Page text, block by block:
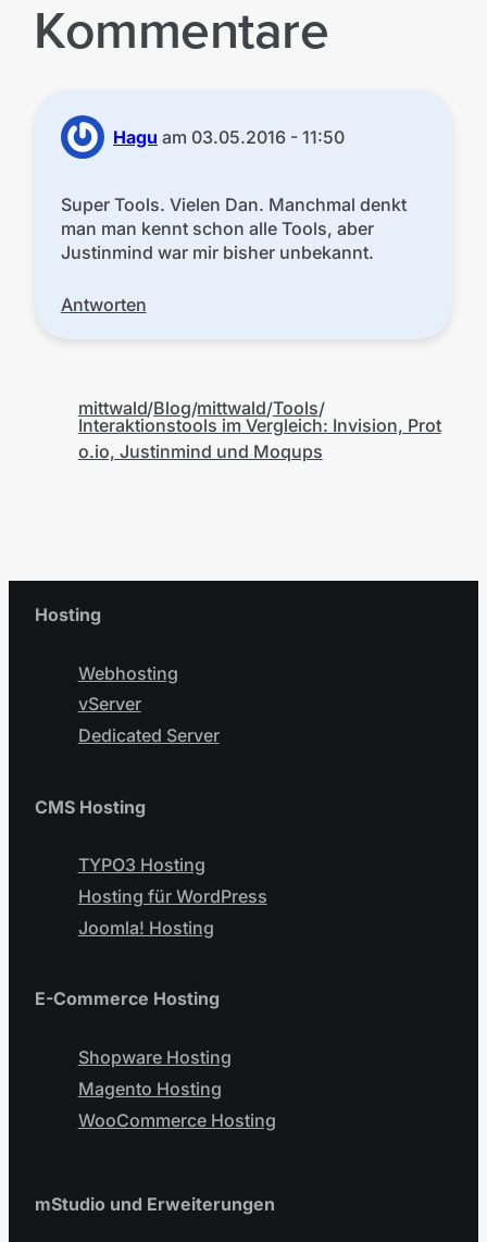
Kommentare
Hagu am 03.05.2016 - 11:50
Super Tools. Vielen Dan. Manchmal denkt
man man kennt schon alle Tools, aber
Justinmind war mir bisher unbekannt.
Antworten
mittwald Blog mittwald Tools
Interaktionstools im Vergleich: Invision, Prot
o.io, Justinmind und Moqups
Hosting
Webhosting
vServer
Dedicated Server
CMS Hosting
TYPO3 Hosting
Hosting für WordPress
Joomla! Hosting
E-Commerce Hosting
Shopware Hosting
Magento Hosting
WooCommerce Hosting
mStudio und Erweiterungen